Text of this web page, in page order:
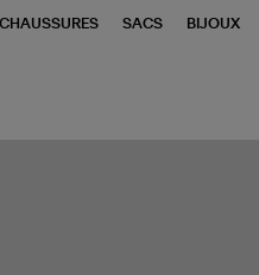
CHAUSSURES SACS BIJOUX